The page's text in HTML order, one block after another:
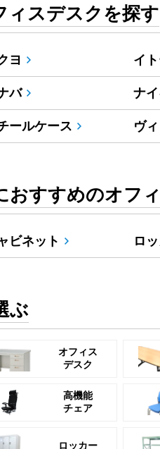
ィスデスクを探す
ヨ イ
バ ナ
ールケース ヴ
おすすめのオフ
ビネット ロ
ぶ
オフィス
デスク
高機能
チェア
ロッカー